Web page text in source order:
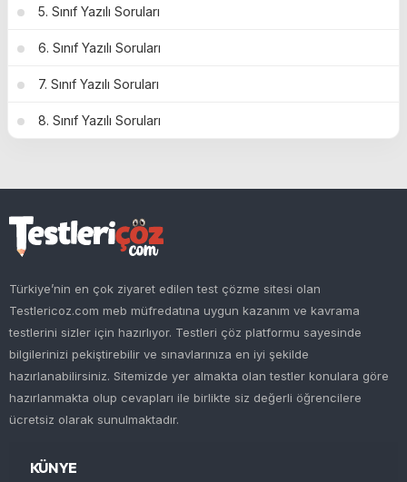
5. Sınıf Yazılı Soruları
6. Sınıf Yazılı Soruları
7. Sınıf Yazılı Soruları
8. Sınıf Yazılı Soruları
Türkiye’nin en çok ziyaret edilen test çözme sitesi olan
Testlericoz.com meb müfredatına uygun kazanım ve kavrama
testlerini sizler için hazırlıyor. Testleri çöz platformu sayesinde
bilgilerinizi pekiştirebilir ve sınavlarınıza en iyi şekilde
hazırlanabilirsiniz. Sitemizde yer almakta olan testler konulara göre
hazırlanmakta olup cevapları ile birlikte siz değerli öğrencilere
ücretsiz olarak sunulmaktadır.
KÜNYE